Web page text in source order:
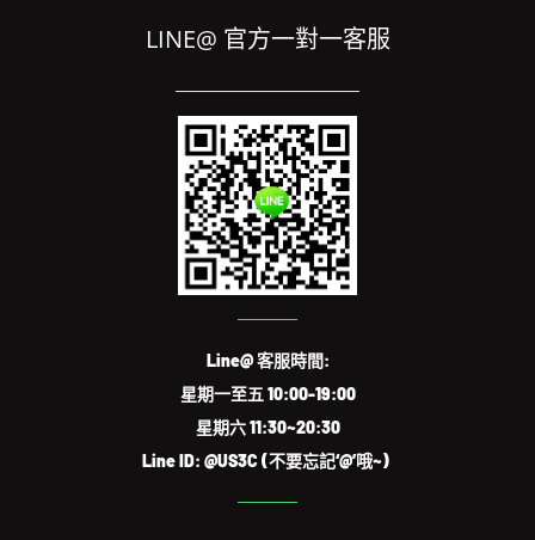
LINE@ 官方一對一客服
Line@ 客服時間:
星期一至五 10:00-19:00
星期六 11:30~20:30
Line ID: @US3C (不要忘記‘@’哦~)